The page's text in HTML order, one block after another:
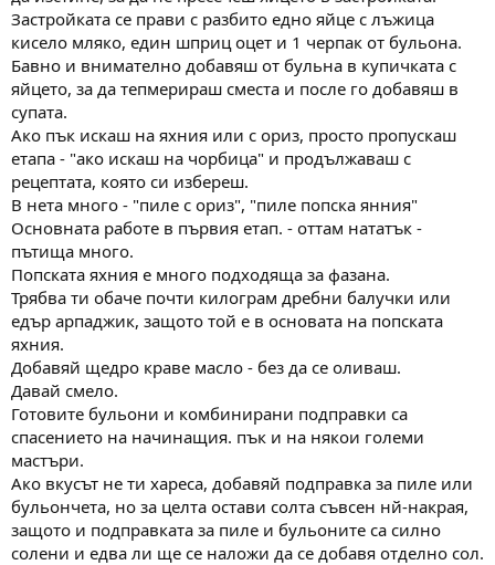
Застройката се прави с разбито едно яйце с лъжица
кисело мляко, един шприц оцет и 1 черпак от бульона.
Бавно и внимателно добавяш от бульна в купичката с
яйцето, за да тепмерираш сместа и после го добавяш в
супата.
Ако пък искаш на яхния или с ориз, просто пропускаш
етапа - "ако искаш на чорбица" и продължаваш с
рецептата, която си избереш.
В нета много - "пиле с ориз", "пиле попска янния"
Основната работе в първия етап. - оттам нататък -
пътища много.
Попската яхния е много подходяща за фазана.
Трябва ти обаче почти килограм дребни балучки или
едър арпаджик, защото той е в основата на попската
яхния.
Добавяй щедро краве масло - без да се оливаш.
Давай смело.
Готовите бульони и комбинирани подправки са
спасението на начинащия. пък и на някои големи
мастъри.
Ако вкусът не ти хареса, добавяй подправка за пиле или
бульончета, но за целта остави солта съвсен нй-накрая,
защото и подправката за пиле и бульоните са силно
солени и едва ли ще се наложи да се добавя отделно сол.